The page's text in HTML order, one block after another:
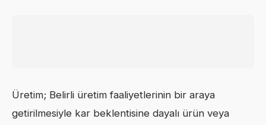
Üretim; Belirli üretim faaliyetlerinin bir araya
getirilmesiyle kar beklentisine dayalı ürün veya